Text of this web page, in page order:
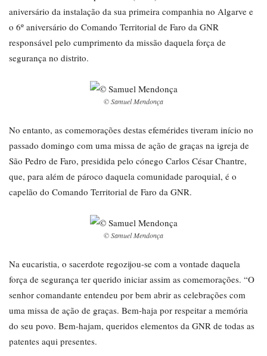
aniversário da instalação da sua primeira companhia no Algarve e
o 6º aniversário do Comando Territorial de Faro da GNR
responsável pelo cumprimento da missão daquela força de
segurança no distrito.
© Samuel Mendonça
No entanto, as comemorações destas efemérides tiveram início no
passado domingo com uma missa de ação de graças na igreja de
São Pedro de Faro, presidida pelo cónego Carlos César Chantre,
que, para além de pároco daquela comunidade paroquial, é o
capelão do Comando Territorial de Faro da GNR.
© Samuel Mendonça
Na eucaristia, o sacerdote regozijou-se com a vontade daquela
força de segurança ter querido iniciar assim as comemorações. “O
senhor comandante entendeu por bem abrir as celebrações com
uma missa de ação de graças. Bem-haja por respeitar a memória
do seu povo. Bem-hajam, queridos elementos da GNR de todas as
patentes aqui presentes.